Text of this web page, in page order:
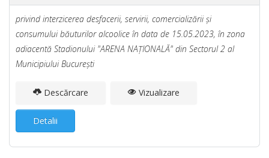
privind interzicerea desfacerii, servirii, comercializării şi
consumului băuturilor alcoolice în data de 15.05.2023, în zona
adiacentă Stadionului "ARENA NAŢIONALĂ" din Sectorul 2 al
Municipiului Bucureşti
Descărcare Vizualizare
Detalii